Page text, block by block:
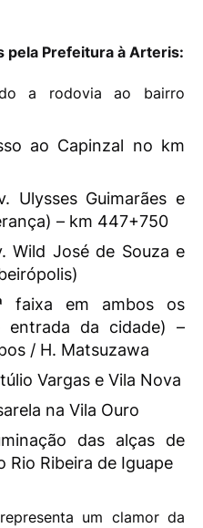
pela Prefeitura à Arteris:
a rodovia ao bairro
ao Capinzal no km
Ulysses Guimarães e
– km 447+750
Wild José de Souza e
faixa em ambos os
entrada da cidade) –
/ H. Matsuzawa
Vargas e Vila Nova
na Vila Ouro
das alças de
Rio Ribeira de Iguape
um clamor da